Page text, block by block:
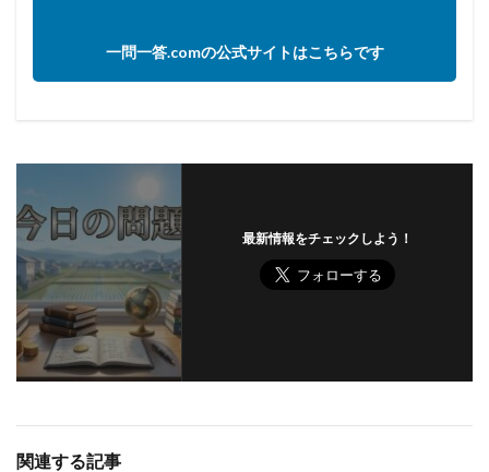
一問一答.comの公式サイトはこちらです
最新情報をチェックしよう！
関連する記事